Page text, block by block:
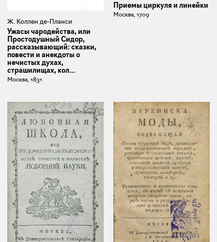
Ж. Коллен де-Планси
Ужасы чародейства, или
Простодушный Сидор,
рассказывающий: сказки,
повести и анекдоты о
нечистых духах,
страшилищах, кол...
Москва, 1831
Приемы циркуля и линейки
Москва, 1709